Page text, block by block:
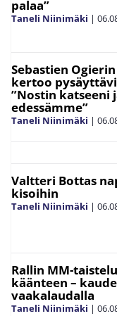
palaa”
Taneli Niinimäki |
Sebastien
kertoo
”Nostin katseeni
edessämme”
Taneli Niinimäki |
Valtteri Bottas
kisoihin
Taneli Niinimäki |
Rallin MM-
käänteen –
vaakalaudalla
Taneli Niinimäki |